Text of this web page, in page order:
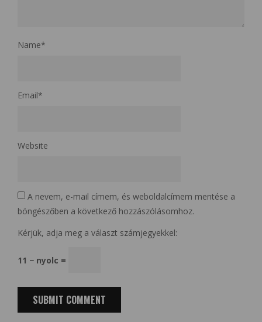
Name*
Email*
Website
A nevem, e-mail címem, és weboldalcímem mentése a
böngészőben a következő hozzászólásomhoz.
Kérjük, adja meg a választ számjegyekkel:
11 − nyolc =